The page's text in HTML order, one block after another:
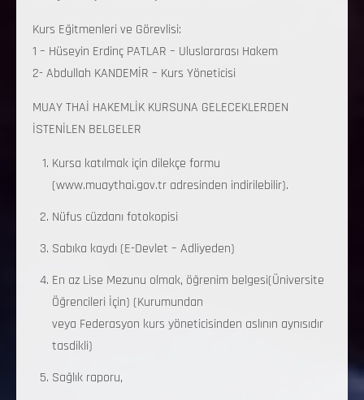
Kurs Eğitmenleri ve Görevlisi:
1 – Hüseyin Erdinç PATLAR – Uluslararası Hakem
2- Abdullah KANDEMİR – Kurs Yöneticisi
MUAY THAİ HAKEMLİK KURSUNA GELECEKLERDEN
İSTENİLEN BELGELER
Kursa katılmak için dilekçe formu
(www.muaythai.gov.tr adresinden indirilebilir).
Nüfus cüzdanı fotokopisi
Sabıka kaydı (E-Devlet – Adliyeden)
En az Lise Mezunu olmak, öğrenim belgesi(Üniversite
Öğrencileri İçin) (Kurumundan
veya Federasyon kurs yöneticisinden aslının aynısıdır
tasdikli)
Sağlık raporu,